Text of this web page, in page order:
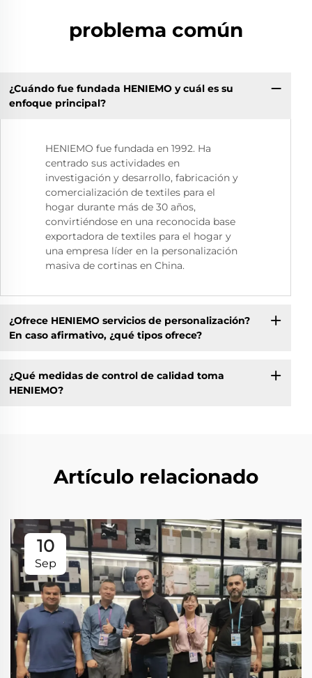
problema común
¿Cuándo fue fundada HENIEMO y cuál es su
enfoque principal?
HENIEMO fue fundada en 1992. Ha
centrado sus actividades en
investigación y desarrollo, fabricación y
comercialización de textiles para el
hogar durante más de 30 años,
convirtiéndose en una reconocida base
exportadora de textiles para el hogar y
una empresa líder en la personalización
masiva de cortinas en China.
¿Ofrece HENIEMO servicios de personalización?
En caso afirmativo, ¿qué tipos ofrece?
¿Qué medidas de control de calidad toma
HENIEMO?
Artículo relacionado
10
Sep